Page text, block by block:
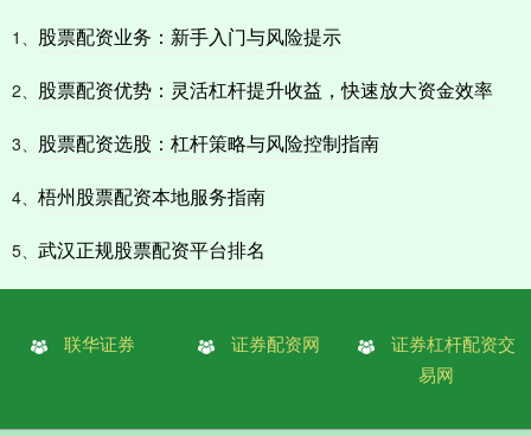
1、 股票配资业务：新手入门与风险提示
2、 股票配资优势：灵活杠杆提升收益，快速放大资金效率
3、 股票配资选股：杠杆策略与风险控制指南
4、 梧州股票配资本地服务指南
5、 武汉正规股票配资平台排名
联华证券 证券配资网
证券杠杆配资交
易网